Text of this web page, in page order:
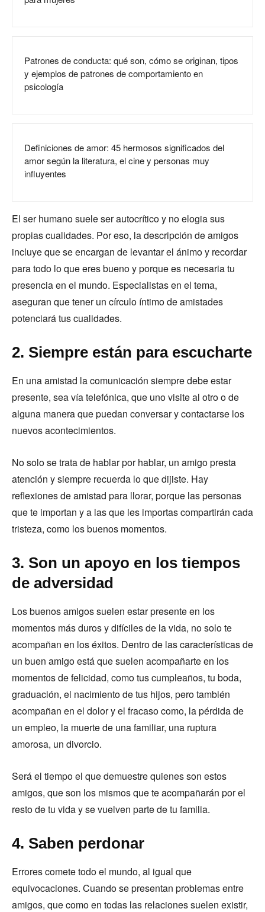
Patrones de conducta: qué son, cómo se originan, tipos
y ejemplos de patrones de comportamiento en
psicología
Definiciones de amor: 45 hermosos significados del
amor según la literatura, el cine y personas muy
influyentes
El ser humano suele ser autocrítico y no elogia sus
propias cualidades. Por eso, la descripción de amigos
incluye que se encargan de levantar el ánimo y recordar
para todo lo que eres bueno y porque es necesaria tu
presencia en el mundo. Especialistas en el tema,
aseguran que tener un círculo íntimo de amistades
potenciará tus cualidades.
2. Siempre están para escucharte
En una amistad la comunicación siempre debe estar
presente, sea vía telefónica, que uno visite al otro o de
alguna manera que puedan conversar y contactarse los
nuevos acontecimientos.
No solo se trata de hablar por hablar, un amigo presta
atención y siempre recuerda lo que dijiste. Hay
reflexiones de amistad para llorar, porque las personas
que te importan y a las que les importas compartirán cada
tristeza, como los buenos momentos.
3. Son un apoyo en los tiempos
de adversidad
Los buenos amigos suelen estar presente en los
momentos más duros y difíciles de la vida, no solo te
acompañan en los éxitos. Dentro de las características de
un buen amigo está que suelen acompañarte en los
momentos de felicidad, como tus cumpleaños, tu boda,
graduación, el nacimiento de tus hijos, pero también
acompañan en el dolor y el fracaso como, la pérdida de
un empleo, la muerte de una familiar, una ruptura
amorosa, un divorcio.
Será el tiempo el que demuestre quienes son estos
amigos, que son los mismos que te acompañarán por el
resto de tu vida y se vuelven parte de tu familia.
4. Saben perdonar
Errores comete todo el mundo, al igual que
equivocaciones. Cuando se presentan problemas entre
amigos, que como en todas las relaciones suelen existir,